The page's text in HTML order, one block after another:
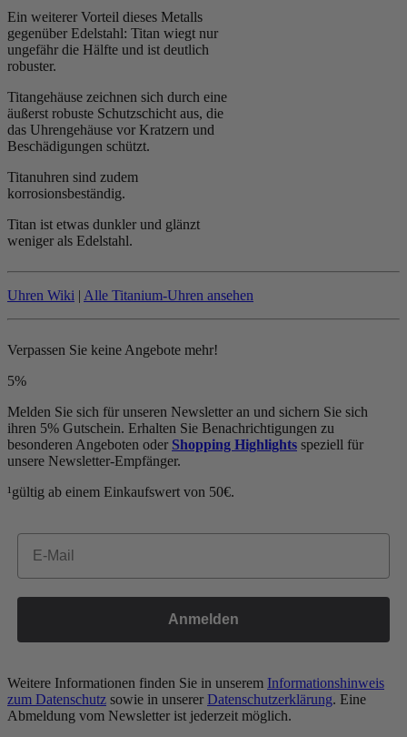
Ein weiterer Vorteil dieses Metalls
gegenüber Edelstahl: Titan wiegt nur
ungefähr die Hälfte und ist deutlich
robuster.
Titangehäuse zeichnen sich durch eine
äußerst robuste Schutzschicht aus, die
das Uhrengehäuse vor Kratzern und
Beschädigungen schützt.
Titanuhren sind zudem
korrosionsbeständig.
Titan ist etwas dunkler und glänzt
weniger als Edelstahl.
Uhren Wiki | Alle Titanium-Uhren ansehen
Verpassen Sie keine Angebote mehr!
5%
Melden Sie sich für unseren Newsletter an und sichern Sie sich
ihren 5% Gutschein. Erhalten Sie Benachrichtigungen zu
besonderen Angeboten oder Shopping Highlights speziell für
unsere Newsletter-Empfänger.
¹gültig ab einem Einkaufswert von 50€.
Email
Anmelden
Weitere Informationen finden Sie in unserem Informationshinweis
zum Datenschutz sowie in unserer Datenschutzerklärung. Eine
Abmeldung vom Newsletter ist jederzeit möglich.